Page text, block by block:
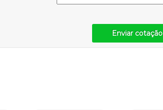
Enviar cotação